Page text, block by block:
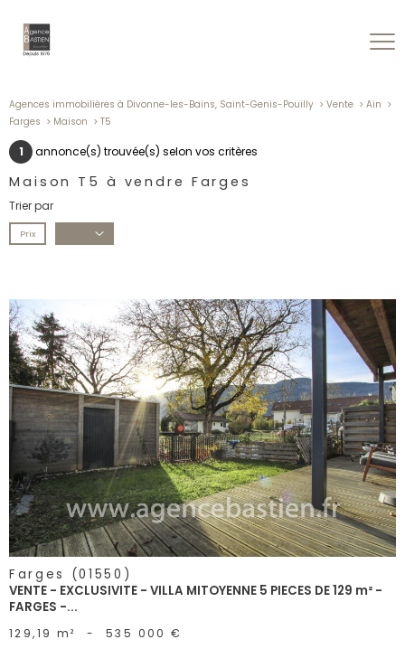
Agences immobilières à Divonne-les-Bains, Saint-Genis-Pouilly Vente
Ain
Farges
Maison T5
1 annonce(s) trouvée(s) selon vos critères
Maison T5 à vendre Farges
Trier par
Prix
voir le
bien
Farges (01550)
VENTE - EXCLUSIVITE - VILLA MITOYENNE 5 PIECES DE 129 m² -
FARGES -...
129,19 m² - 535 000 €